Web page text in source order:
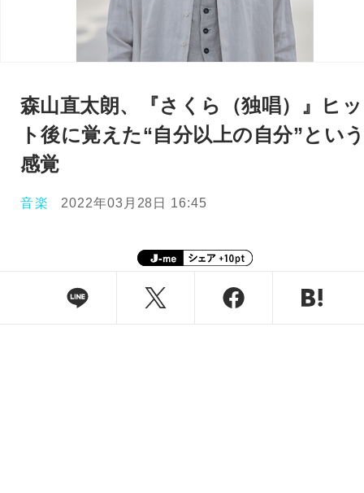
森山直太朗、『さくら（独唱）』ヒッ
ト後に覚えた“自分以上の自分”とい
感覚
音楽 2022年03月28日 16:45